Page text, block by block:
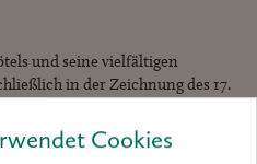
Cookies
und seine vielfältigen
in der Zeichnung des 17.
So beispielsweise mit Peter-Paul
Kreiden kombinierte(»aux deux